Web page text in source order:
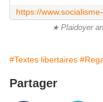
★ Plaidoyer
#Textes libertaires
Partager